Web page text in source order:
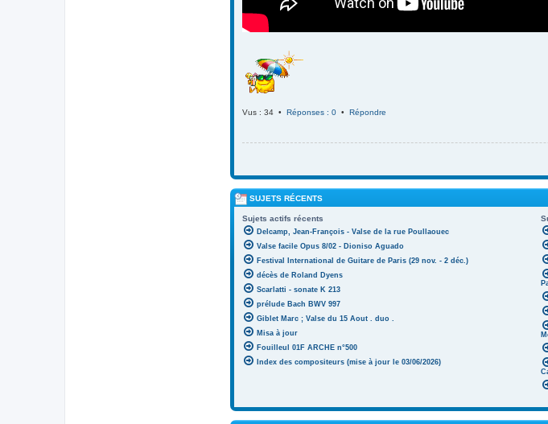
Vus : 34 • Réponses : 0 • Répondre
SUJETS RÉCENTS
Sujets actifs récents
Delcamp, Jean-François - Valse de la rue Poullaouec
Valse facile Opus 8/02 - Dioniso Aguado
Festival International de Guitare de Paris (29 nov. - 2 déc.)
décès de Roland Dyens
Scarlatti - sonate K 213
prélude Bach BWV 997
Giblet Marc ; Valse du 15 Aout . duo .
Misa à jour
Fouilleul 01F ARCHE n°500
Index des compositeurs (mise à jour le 03/06/2026)